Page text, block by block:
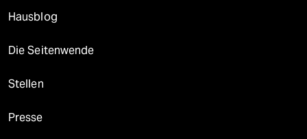
Hausblog
Die Seitenwende
Stellen
Presse